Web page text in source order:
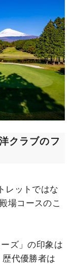
クラブのフ
レットではな
場コースのこ
ズ」の印象は
代優勝者は